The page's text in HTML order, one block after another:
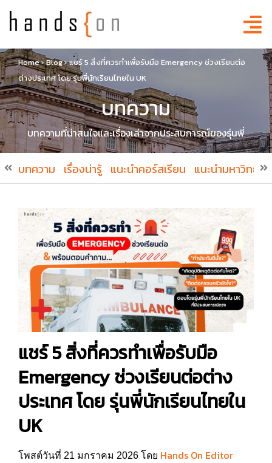
Home›Blog›แชร์ 5 สิ่งที่ควรทำเพื่อรับมือ Emergency ช่วงเรียนต่อ
ต่างประเทศ โดย รุ่นพี่นักเรียนไทยใน UK
บทความ
บทความที่น่าสนใจและเรื่องเล่าจากประสบการณ์ของรุ่นพี่
บทความ เรื่องน่ารู้ แนะนำคอร์สเรียน แนะนำมหาวิทยา
แชร์ 5 สิ่งที่ควรทำเพื่อรับมือ
Emergency ช่วงเรียนต่อต่าง
ประเทศ โดย รุ่นพี่นักเรียนไทยใน
UK
โพสต์วันที่ 21 มกราคม 2026 โดย Hands On Editor